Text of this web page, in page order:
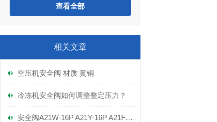
查看全部
相关文章
空压机安全阀 材质 黄铜
冷冻机安全阀如何调整整定压力？
安全阀A21W-16P A21Y-16P A21F-16P